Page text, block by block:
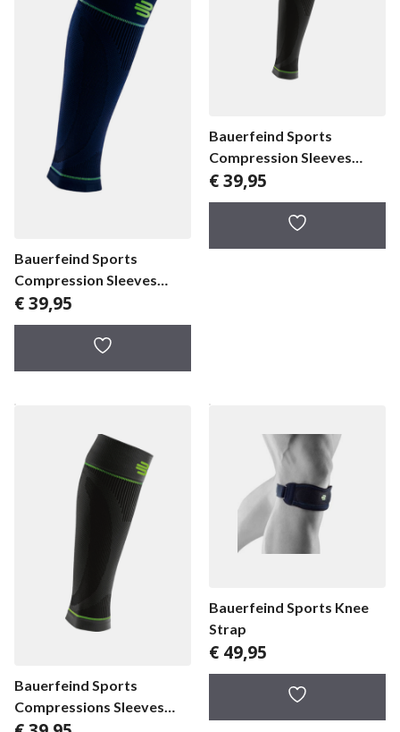
Bauerfeind Sports
Compression Sleeves
Lower Leg Long
€39,95
Bauerfeind Sports
Compression Sleeves
Lower Leg Short
€39,95
Bauerfeind Sports
Compressions Sleeves
Lower Leg Xlong
Bauerfeind Sports Knee
Strap
€ 49,95